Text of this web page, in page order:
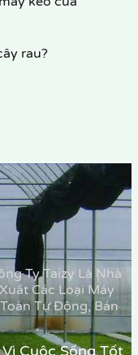
rau?
Ty Taizy Là Nhà
Các Loại Máy
Tự Động, Bán
Cuộc Sống Tốt